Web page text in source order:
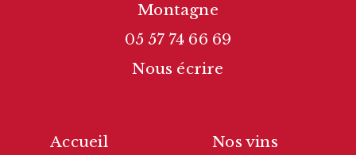
Montagne
05 57 74 66 69
Nous écrire
Accueil
Nos vins